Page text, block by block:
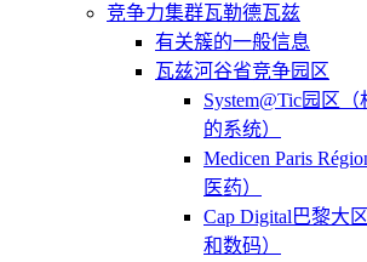
竞争力集群瓦勒德瓦兹
有关簇的一般信息
瓦兹河谷省竞争园区
System@Tic园区
的系统）
Medicen Paris
医药）
Cap Digital巴黎大
和数码）